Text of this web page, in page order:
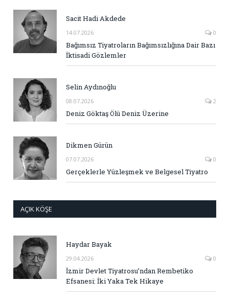
Sacit Hadi Akdede
14.07.2026 0
Bağımsız Tiyatroların Bağımsızlığına Dair Bazı
İktisadi Gözlemler
Selin Aydınoğlu
08.07.2026 2
Deniz Göktaş Ölü Deniz Üzerine
Dikmen Gürün
07.07.2026 0
Gerçeklerle Yüzleşmek ve Belgesel Tiyatro
AÇIK KÖŞE
Haydar Bayak
29.04.2026 0
İzmir Devlet Tiyatrosu’ndan Rembetiko
Efsanesi: İki Yaka Tek Hikaye